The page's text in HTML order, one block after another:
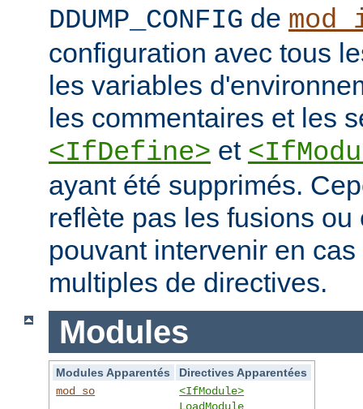
DDUMP_CONFIG de
configuration avec tous
les variables
les commentaires et les
<IfDefine> et
ayant été supprimés.
reflète pas les fusions ou
pouvant intervenir en
multiples de directives.
Modules
Modules Apparentés
Directives Apparentées
mod_so
<IfModule>